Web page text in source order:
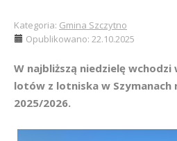
Kategoria: Gmina Szczytno
Opublikowano: 22.10.2025
W najbliższą niedzielę wchodzi
lotów z lotniska w Szymanach
2025/2026.